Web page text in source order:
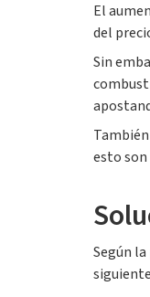
El
del
Sin
esto son
Según